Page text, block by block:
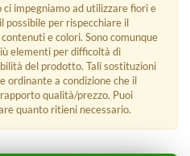
ci impegniamo ad utilizzare fiori e
per rispecchiare il
e colori. Sono comunque
elementi per difficoltà di
del prodotto. Tali sostituzioni
ordinante a condizione che il
qualità/prezzo. Puoi
quanto ritieni necessario.